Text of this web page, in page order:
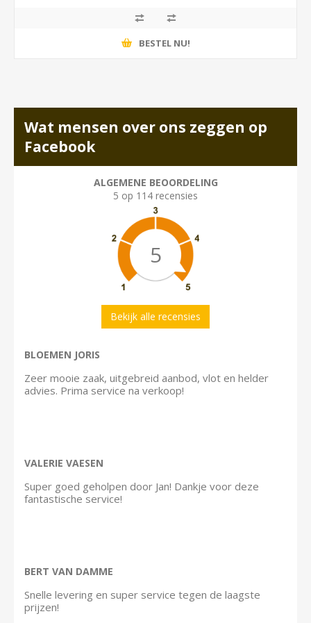
BESTEL NU!
Wat mensen over ons zeggen op
Facebook
ALGEMENE BEOORDELING
5 op 114 recensies
5
Bekijk alle recensies
BLOEMEN JORIS
Zeer mooie zaak, uitgebreid aanbod, vlot en helder
advies. Prima service na verkoop!
VALERIE VAESEN
Super goed geholpen door Jan! Dankje voor deze
fantastische service!
BERT VAN DAMME
Snelle levering en super service tegen de laagste
prijzen!